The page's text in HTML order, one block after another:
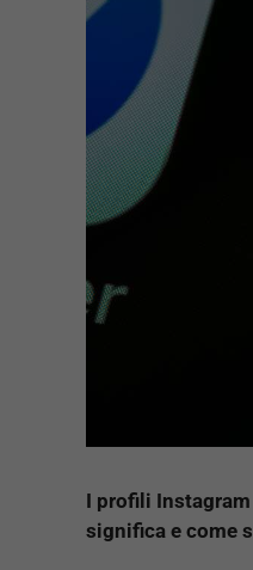
I profili
significa e come